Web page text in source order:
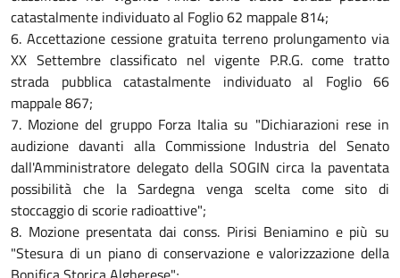
catastalmente individuato al Foglio 62 mappale 814;
6. Accettazione cessione gratuita terreno prolungamento via
XX Settembre classificato nel vigente P.R.G. come tratto
strada pubblica catastalmente individuato al Foglio 66
mappale 867;
7. Mozione del gruppo Forza Italia su "Dichiarazioni rese in
audizione davanti alla Commissione Industria del Senato
dall'Amministratore delegato della SOGIN circa la paventata
possibilità che la Sardegna venga scelta come sito di
stoccaggio di scorie radioattive";
8. Mozione presentata dai conss. Pirisi Beniamino e più su
"Stesura di un piano di conservazione e valorizzazione della